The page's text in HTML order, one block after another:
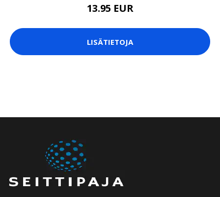
13.95 EUR
LISÄTIETOJA